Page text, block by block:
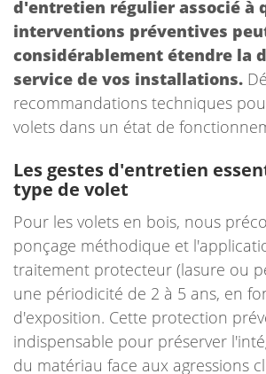
d'entretien régulier associé à
interventions préventives
considérablement étendre la
service de vos installations.
recommandations techniques
volets dans un état de
Les gestes d'entretien
type de volet
Pour les volets en bois, nous
ponçage méthodique et
traitement protecteur (lasure ou
une périodicité de 2 à 5 ans, en
d'exposition. Cette protection
indispensable pour préserver
du matériau face aux agressions